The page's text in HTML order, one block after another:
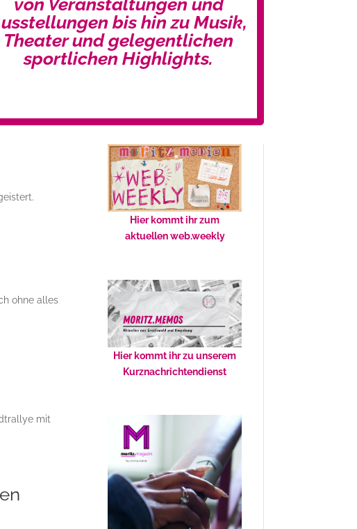
bis hin zu Musik,
Theater und gelegentlichen
sportlichen Highlights.
ohne alles
mit
Hier kommt ihr zum
aktuellen web.weekly
Hier kommt ihr zu unserem
Kurznachrichtendienst